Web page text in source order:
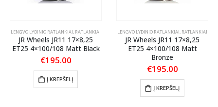
LENGVO LYDINIO RATLANKIAI, RATLANKIAI
JR Wheels JR11 17×8,25
ET25 4×100/108 Matt Black
€195.00
Į KREPŠELĮ
LENGVO LYDINIO RATLANKIAI, RATLANKIAI
JR Wheels JR11 17×8,25
ET25 4×100/108 Matt
Bronze
€195.00
Į KREPŠELĮ